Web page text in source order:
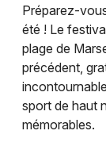
Foires &
Spectacles
Concerts
Mulhouse
Montpellier
Nantes
Nice
Préparez-
été ! Le
plage de
précédent,
sport de haut
mémorables.